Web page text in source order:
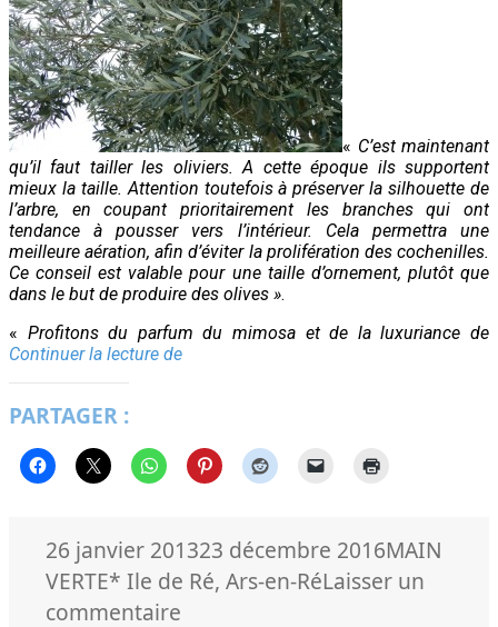
« C’est maintenant
qu’il faut tailler les oliviers. A cette époque ils supportent
mieux la taille. Attention toutefois à préserver la silhouette de
l’arbre, en coupant prioritairement les branches qui ont
tendance à pousser vers l’intérieur. Cela permettra une
meilleure aération, afin d’éviter la prolifération des cochenilles.
Ce conseil est valable pour une taille d’ornement, plutôt que
dans le but de produire des olives ».
« Profitons du parfum du mimosa et de la luxuriance de
Continuer la lecture deA
pépiniériste
PARTAGER :
Publié
le
26 janvier 201323 décembre 2016Catégories
MAIN
VERTEMots-
clés
* Ile de Ré,Ars-en-RéLaisser un
commentaire